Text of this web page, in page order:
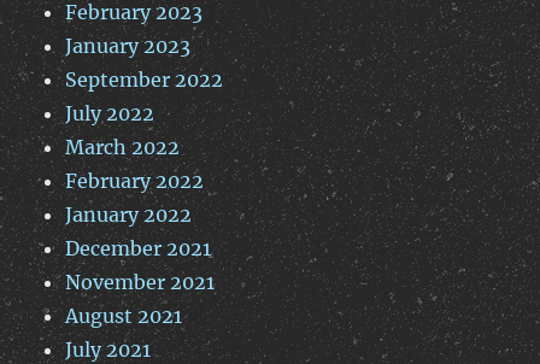
February 2023
January 2023
September 2022
July 2022
March 2022
February 2022
January 2022
December 2021
November 2021
August 2021
July 2021